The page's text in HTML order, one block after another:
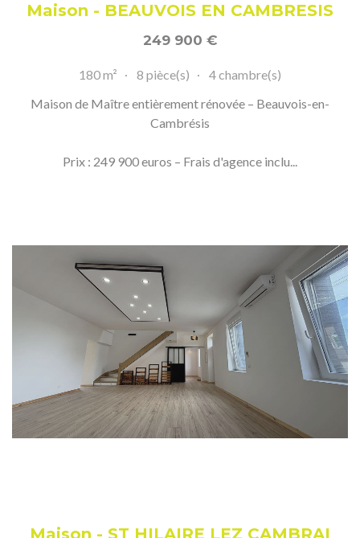
Maison - BEAUVOIS EN CAMBRESIS
249 900 €
180 m² 8 pièce(s)
4 chambre(s)
Maison de Maître entièrement rénovée – Beauvois-en-
Cambrésis
Prix : 249 900 euros – Frais d'agence inclu...
Maison - ST HILAIRE LEZ CAMBRAI